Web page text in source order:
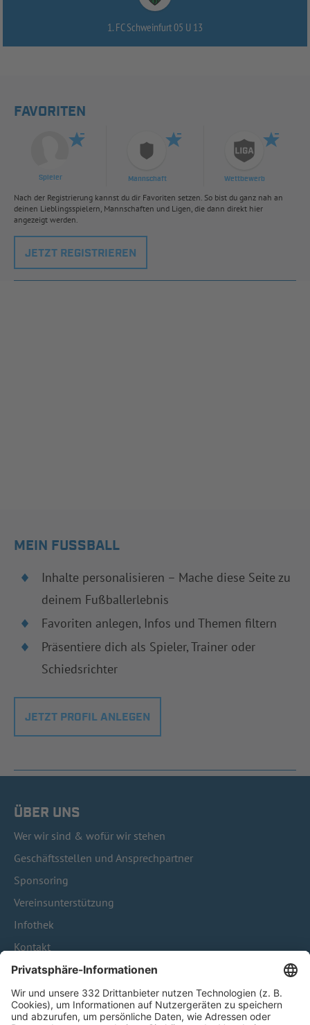
1. FC Schweinfurt 05 U 13
FAVORITEN
Spieler Mannschaft Wettbewerb
Nach der Registrierung kannst du dir Favoriten setzen. So bist du ganz nah an
deinen Lieblingsspielern, Mannschaften und Ligen, die dann direkt hier
angezeigt werden.
JETZT REGISTRIEREN
MEIN FUSSBALL
Inhalte personalisieren – Mache diese Seite zu
deinem Fußballerlebnis
Favoriten anlegen, Infos und Themen filtern
Präsentiere dich als Spieler, Trainer oder
Schiedsrichter
JETZT PROFIL ANLEGEN
ÜBER UNS
Wer wir sind & wofür wir stehen
Geschäftsstellen und Ansprechpartner
Sponsoring
Vereinsunterstützung
Infothek
Kontakt
HÄUFIG BESUCHTE SEITEN
Pässe und Vereinswechsel